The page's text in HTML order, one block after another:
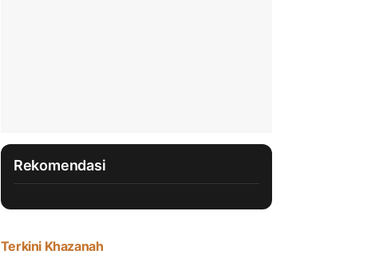
Rekomendasi
Terkini Khazanah